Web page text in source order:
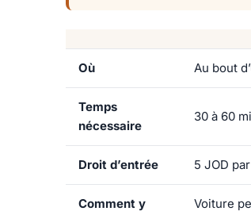
Où Au bout
Temps
nécessaire
30 à 60
Droit d’entrée 5 JOD
Comment y
Voiture